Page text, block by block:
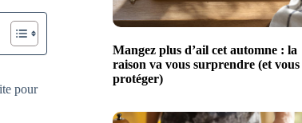
pour
Mangez plus d’ail cet automne : la
raison va vous surprendre (et vous
protéger)